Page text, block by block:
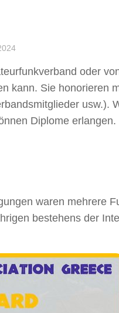
oder
kann. Sie honorieren
usw.).
Diplome erlangen.
waren mehrere
bestehens der